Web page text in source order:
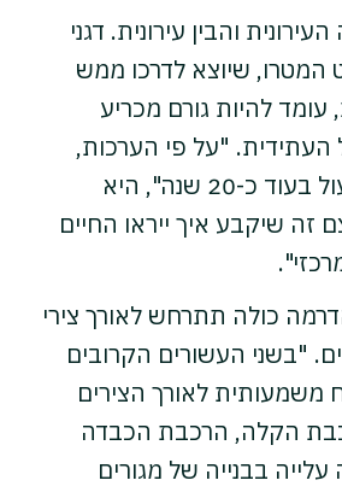
והבין עירונית. דגני
המטרו, שיוצא לדרכו ממש
להיות גורם מכריע
העתידית. "על פי הערכות,
המטרו יתחיל לפעול בעוד כ-20 שנה", היא
זה שיקבע איך ייראו החיים
כולה תתרחש לאורך צירי
"בשני העשורים הקרובים
משמעותית לאורך הצירים
הקלה, הרכבת הכבדה
בבנייה של מגורים